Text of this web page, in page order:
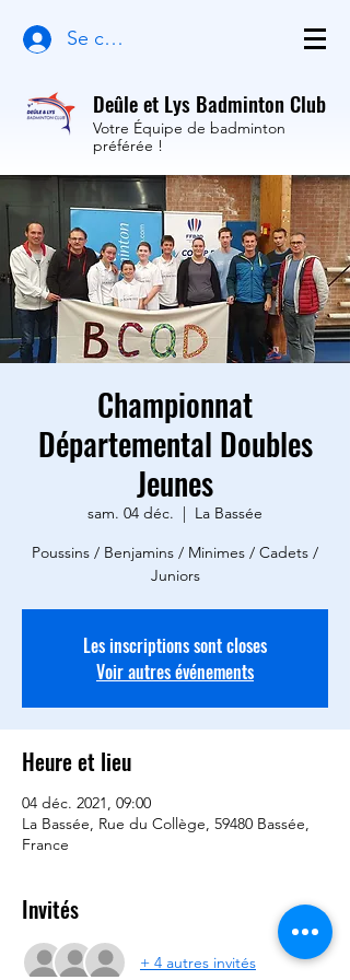
Se connecter
Deûle et Lys Badminton Club
Votre Équipe de badminton
préférée !
Championnat
Départemental Doubles
Jeunes
sam. 04 déc.
  |
La Bassée
Poussins / Benjamins / Minimes / Cadets /
Juniors
Les inscriptions sont closes
Voir autres événements
Heure et lieu
04 déc. 2021, 09:00
La Bassée, Rue du Collège, 59480 Bassée,
France
Invités
+ 4 autres invités